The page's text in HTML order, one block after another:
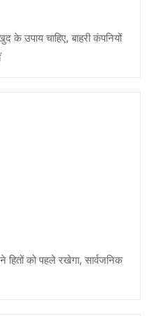
उपाय चाहिए, बाहरी कंपनियों
हितों को पहले रखेगा, सार्वजनिक